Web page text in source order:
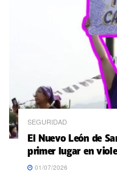
SEGURIDAD
El Nuevo León de
primer lugar en
01/07/2026